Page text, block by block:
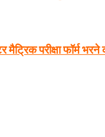
मैट्रिक परीक्षा फॉर्म